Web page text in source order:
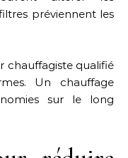
préviennent les
chauffagiste qualifié
Un chauffage
sur le long